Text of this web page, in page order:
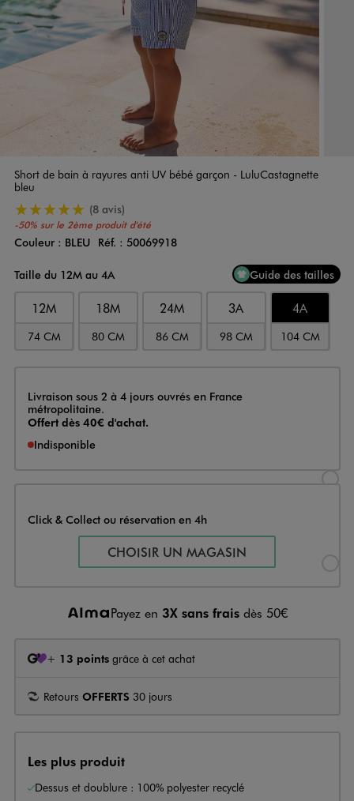
Short de bain à rayures anti UV bébé garçon - LuluCastagnette
bleu
-50% sur le 2ème produit d'été
5/5 de moyenne(8 avis)
Couleur
Couleur : BLEU Réf. : 50069918
Taille du 12M au 4A
Guide des tailles
12M
74 CM
18M
80 CM
24M
86 CM
3A
98 CM
4A
104 CM
Livraison
Livraison sous 2 à 4 jours ouvrés en France
métropolitaine.
Offert dès 40€ d'achat.
Indisponible
Click & Collect ou réservation en 4h
Sélectionner l’option de
CHOISIR UN MAGASIN
Payez en 3X sans frais dès 50€
+ 13 points grâce à cet achat
Retours OFFERTS 30 jours
Les plus produit
Dessus et doublure : 100% polyester recyclé